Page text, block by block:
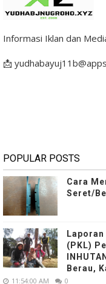
Informasi Iklan dan
📩
POPULAR POSTS
Cara
Seret/
(PKL)
Berau,
11:54:00 AM 0